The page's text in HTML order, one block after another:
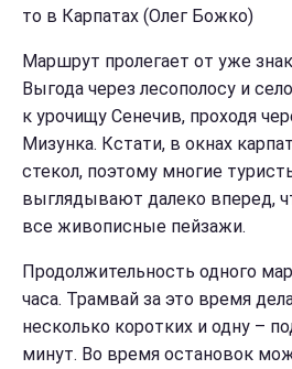
то в Карпатах (Олег Божко)
Маршрут пролегает от уже
Выгода через лесополосу и
к урочищу Сенечив, проходя
Мизунка. Кстати, в окнах
стекол, поэтому многие
выглядывают далеко вперед,
все живописные пейзажи.
Продолжительность одного
часа. Трамвай за это время
несколько коротких и одну –
минут. Во время остановок